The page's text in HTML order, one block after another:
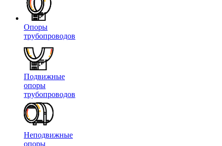
Опоры
трубопроводов
Подвижные
опоры
трубопроводов
Неподвижные
опоры